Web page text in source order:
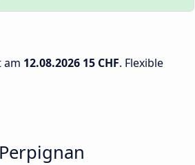
am 12.08.2026 15 CHF. Flexible